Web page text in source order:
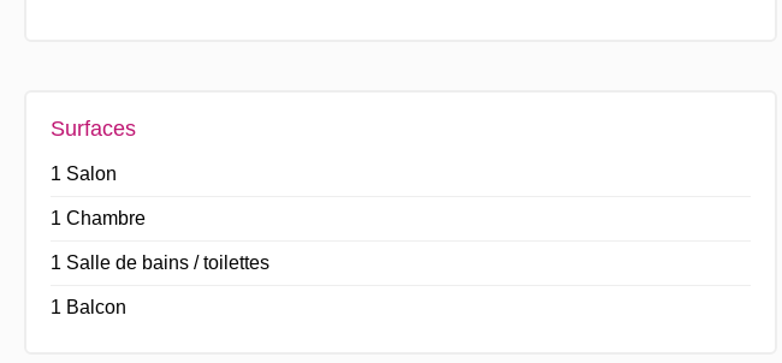
Surfaces
1 Salon
1 Chambre
1 Salle de bains / toilettes
1 Balcon